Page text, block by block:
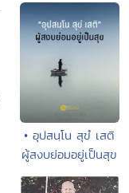
• อุปสนฺโน สุขํ เสติ
ผู้สงบย่อมอยู่เป็นสุข